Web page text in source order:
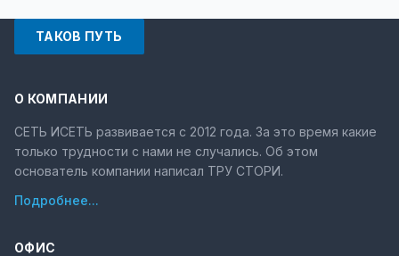
ТАКОВ ПУТЬ
О КОМПАНИИ
СЕТЬ ИСЕТЬ развивается с 2012 года. За это время какие
только трудности с нами не случались. Об этом
основатель компании написал ТРУ СТОРИ.
Подробнее...
ОФИС